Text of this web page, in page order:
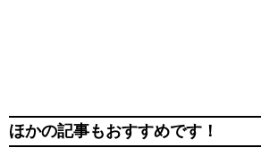
ほかの記事もおすすめです！